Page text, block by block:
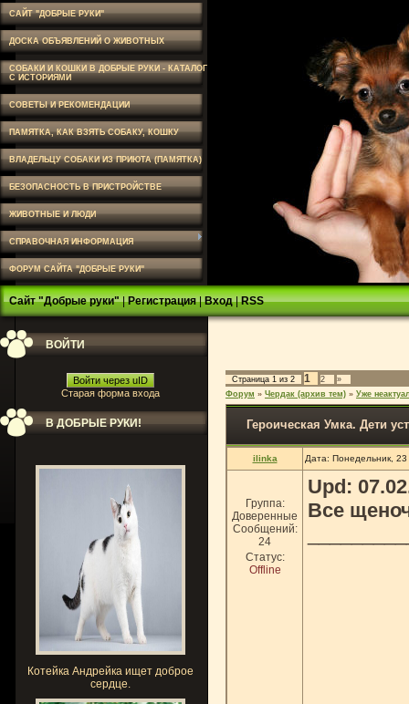
САЙТ "ДОБРЫЕ РУКИ"
ДОСКА ОБЪЯВЛЕНИЙ О ЖИВОТНЫХ
СОБАКИ И КОШКИ В ДОБРЫЕ РУКИ - КАТАЛОГ
С ИСТОРИЯМИ
СОВЕТЫ И РЕКОМЕНДАЦИИ
ПАМЯТКА, КАК ВЗЯТЬ СОБАКУ, КОШКУ
ВЛАДЕЛЬЦУ СОБАКИ ИЗ ПРИЮТА (ПАМЯТКА)
БЕЗОПАСНОСТЬ В ПРИСТРОЙСТВЕ
ЖИВОТНЫЕ И ЛЮДИ
СПРАВОЧНАЯ ИНФОРМАЦИЯ
ФОРУМ САЙТА "ДОБРЫЕ РУКИ"
Сайт "Добрые руки"|Регистрация|Вход|RSS
ВОЙТИ
Войти через uID
Старая форма входа
В ДОБРЫЕ РУКИ!
Котейка Андрейка ищет доброе
сердце.
Страница 1 из 2 1 2
»
Форум » Чердак (архив тем) » Уже
Героическая Умка. Дети
ilinka Дата: Понедельник,
Группа:
Доверенные
Сообщений:
24
Статус:
Offline
Upd:
Все